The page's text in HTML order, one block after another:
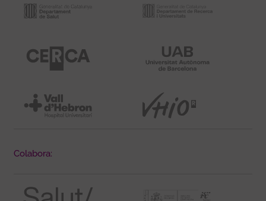
Colabora: